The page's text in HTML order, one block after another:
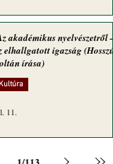
akadémikus nyelvészetről –
elhallgatott igazság (Hosszú
írása)
Kultúra
11.